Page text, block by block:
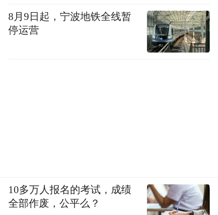
8月9日起，宁波地铁全线暂
停运营
10多万人报名的考试，成绩
全部作废，公平么？